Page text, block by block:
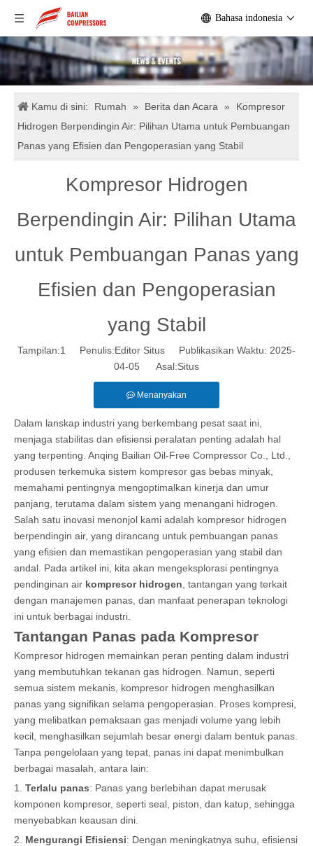
Bahasa indonesia
Kamu di sini: Rumah » Berita dan Acara »
Kompresor
Hidrogen Berpendingin Air: Pilihan Utama untuk Pembuangan
Panas yang Efisien dan Pengoperasian yang Stabil
Kompresor Hidrogen
Berpendingin Air: Pilihan Utama
untuk Pembuangan Panas yang
Efisien dan Pengoperasian
yang Stabil
Tampilan:1
Penulis:Editor Situs Publikasikan Waktu: 2025-
04-05 Asal:Situs
Menanyakan
Dalam lanskap industri yang berkembang pesat saat ini,
menjaga stabilitas dan efisiensi peralatan penting adalah hal
yang terpenting. Anqing Bailian Oil-Free Compressor Co., Ltd.,
produsen terkemuka sistem kompresor gas bebas minyak,
memahami pentingnya mengoptimalkan kinerja dan umur
panjang, terutama dalam sistem yang menangani hidrogen.
Salah satu inovasi menonjol kami adalah kompresor hidrogen
berpendingin air, yang dirancang untuk pembuangan panas
yang efisien dan memastikan pengoperasian yang stabil dan
andal. Pada artikel ini, kita akan mengeksplorasi pentingnya
pendinginan air kompresor hidrogen , tantangan yang terkait
dengan manajemen panas, dan manfaat penerapan teknologi
ini untuk berbagai industri.
Tantangan Panas pada Kompresor
Kompresor hidrogen memainkan peran penting dalam industri
yang membutuhkan tekanan gas hidrogen. Namun, seperti
semua sistem mekanis, kompresor hidrogen menghasilkan
panas yang signifikan selama pengoperasian. Proses kompresi,
yang melibatkan pemaksaan gas menjadi volume yang lebih
kecil, menghasilkan sejumlah besar energi dalam bentuk panas.
Tanpa pengelolaan yang tepat, panas ini dapat menimbulkan
berbagai masalah, antara lain:
1. Terlalu panas: Panas yang berlebihan dapat merusak
komponen kompresor, seperti seal, piston, dan katup, sehingga
menyebabkan keausan dini.
2. Mengurangi Efisiensi: Dengan meningkatnya suhu, efisiensi